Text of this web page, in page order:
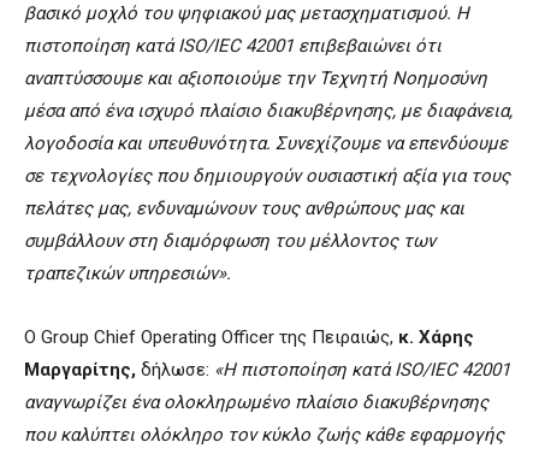
βασικό μοχλό του ψηφιακού μας μετασχηματισμού. Η
πιστοποίηση κατά ISO/IEC 42001 επιβεβαιώνει ότι
αναπτύσσουμε και αξιοποιούμε την Τεχνητή Νοημοσύνη
μέσα από ένα ισχυρό πλαίσιο διακυβέρνησης, με διαφάνεια,
λογοδοσία και υπευθυνότητα. Συνεχίζουμε να επενδύουμε
σε τεχνολογίες που δημιουργούν ουσιαστική αξία για τους
πελάτες μας, ενδυναμώνουν τους ανθρώπους μας και
συμβάλλουν στη διαμόρφωση του μέλλοντος των
τραπεζικών υπηρεσιών».
Ο Group Chief Operating Officer της Πειραιώς, κ. Χάρης
Μαργαρίτης, δήλωσε: «Η πιστοποίηση κατά ISO/IEC 42001
αναγνωρίζει ένα ολοκληρωμένο πλαίσιο διακυβέρνησης
που καλύπτει ολόκληρο τον κύκλο ζωής κάθε εφαρμογής